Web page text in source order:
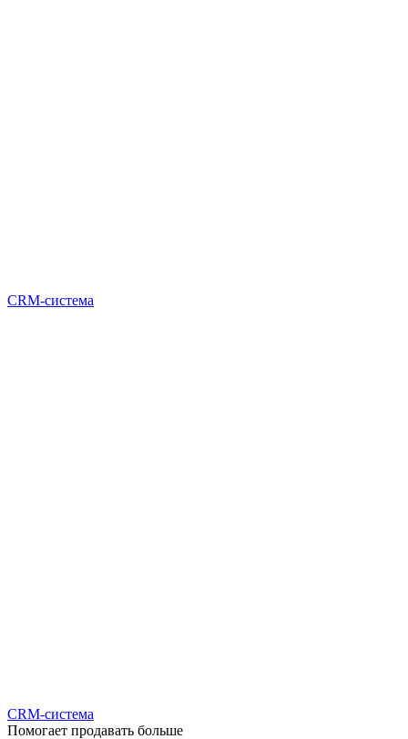
CRM-система
CRM-система
Помогает продавать больше